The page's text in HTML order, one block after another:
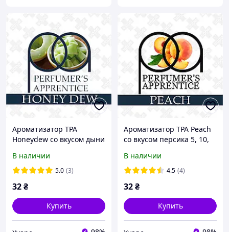
Ароматизатор TPA
Honeydew со вкусом дыни
В наличии
5.0 (3)
32₴
Купить
Ароматизатор TPA Peach
со вкусом персика 5, 10,
В наличии
4.5 (4)
32₴
Купить